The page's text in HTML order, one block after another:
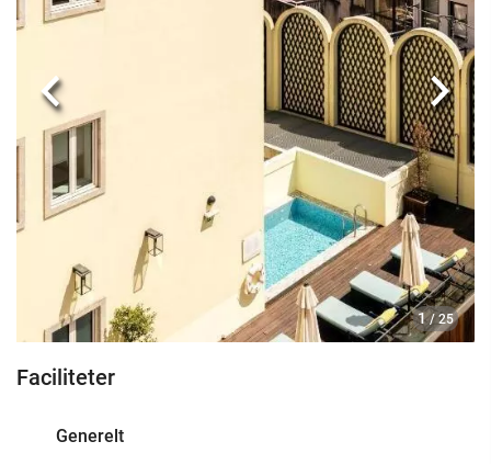
1 / 25
Previous
Faciliteter
Generelt